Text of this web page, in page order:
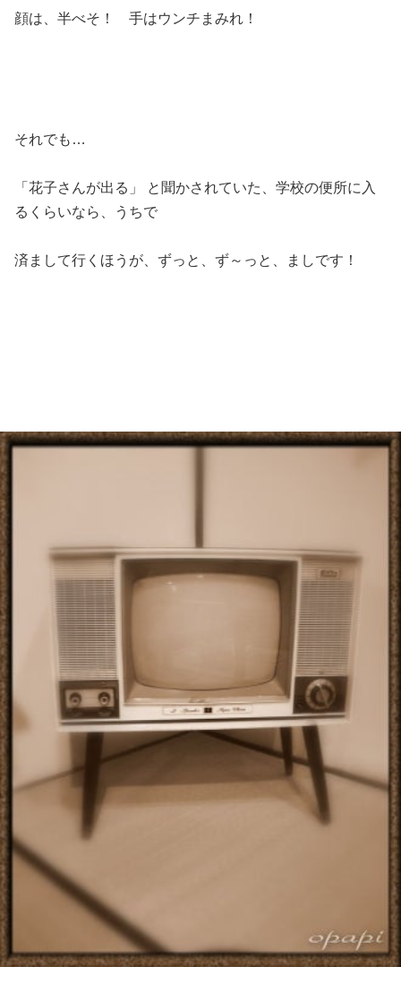
顔は、半べそ！ 手はウンチまみれ！
それでも…
「花子さんが出る」 と聞かされていた、学校の便所に入
るくらいなら、うちで
済まして行くほうが、ずっと、ず～っと、ましです！